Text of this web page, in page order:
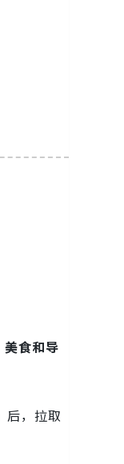
食和导
后，拉取